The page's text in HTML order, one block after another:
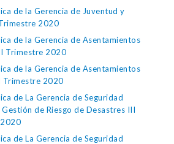
de la Gerencia de Juventud y
2020
de la Gerencia de Asentamientos
Trimestre 2020
de la Gerencia de Asentamientos
Trimestre 2020
de La Gerencia de Seguridad
de Riesgo de Desastres III
2020
de La Gerencia de Seguridad